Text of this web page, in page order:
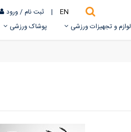
EN
| ثبت نام/ورود
لوازم و تجهیزات ورزشی پوشاک ورزشی